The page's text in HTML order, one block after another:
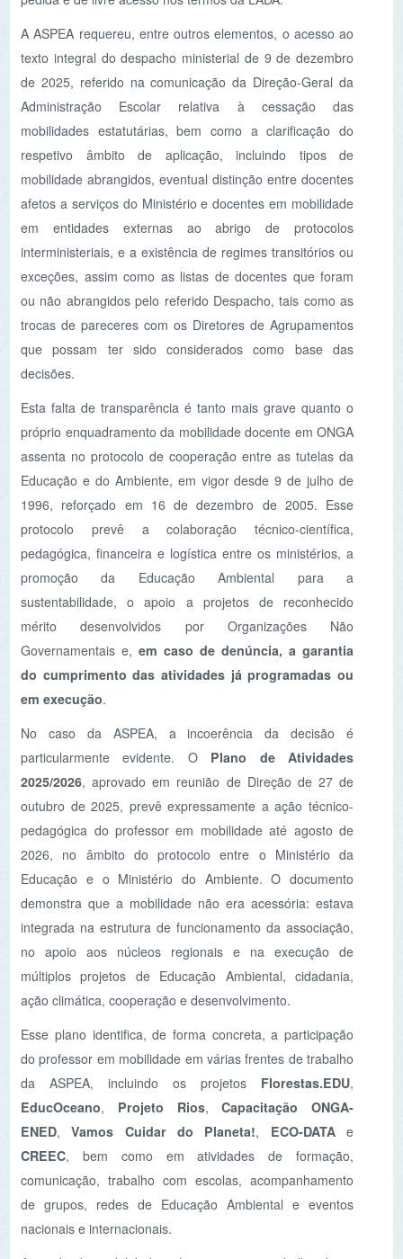
respetivo âmbito de aplicação, incluindo tipos de
mobilidade abrangidos, eventual distinção entre docentes
afetos a serviços do Ministério e docentes em mobilidade
em entidades externas ao abrigo de protocolos
interministeriais, e a existência de regimes transitórios ou
ou não abrangidos pelo referido Despacho, tais como as
trocas de pareceres com os Diretores de Agrupamentos
que possam ter sido considerados como base das
decisões.
Esta falta de transparência é tanto mais grave quanto o
próprio enquadramento da mobilidade docente em ONGA
assenta no protocolo de cooperação entre as tutelas da
Educação e do Ambiente, em vigor desde 9 de julho de
1996, reforçado em 16 de dezembro de 2005. Esse
protocolo prevê a colaboração técnico-científica,
pedagógica, financeira e logística entre os ministérios, a
sustentabilidade, o apoio a projetos de reconhecido
mérito desenvolvidos por Organizações Não
Governamentais e,em caso de denúncia, a garantia
do cumprimento das atividades já programadas ou
em execução.
No caso da ASPEA, a incoerência da decisão é
particularmente evidente. OPlano de Atividades
2025/2026, aprovado em reunião de Direção de 27 de
outubro de 2025, prevê expressamente a ação técnico-
pedagógica do professor em mobilidade até agosto de
2026, no âmbito do protocolo entre o Ministério da
Educação e o Ministério do Ambiente. O documento
demonstra que a mobilidade não era acessória: estava
no apoio aos núcleos regionais e na execução de
múltiplos projetos de Educação Ambiental, cidadania,
ação climática, cooperação e desenvolvimento.
Esse plano identifica, de forma concreta, a participação
do professor em mobilidade em várias frentes de trabalho
da ASPEA, incluindo os projetosFlorestas.EDU,
EducOceano,Projeto Rios,
Capacitação ONGA-
ENED,Vamos Cuidar do Planeta!, ECO-DATAe
CREEC
, bem como em atividades de formação,
de grupos, redes de Educação Ambiental e eventos
nacionais e internacionais.
com crianças e jovens, participação cívica, intervenção
com escolas e contextos vulneráveis, continuidade
pedagógica de projetos em execução e custos acrescidos
para as associações.
O Presidente da ASPEA, Joaquim Ramos Pinto,
considera, por isso, que a posição agora assumida pela
CADA confirma a legitimidade das preocupações
manifestadas desde o início: uma decisão com impactos
pedagógicos, institucionais, sociais e económicos